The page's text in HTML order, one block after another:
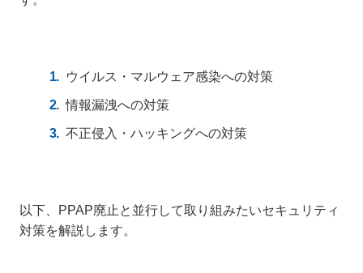
ウイルス・マルウェア感染への対策
情報漏洩への対策
不正侵入・ハッキングへの対策
以下、PPAP廃止と並行して取り組みたいセキュリティ
対策を解説します。